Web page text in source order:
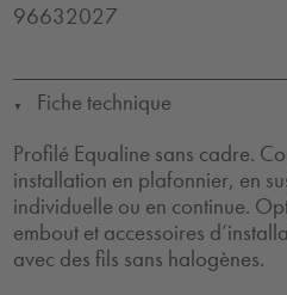
96632027
▼
Fiche technique
Profilé Equaline sans cadre.
installation en plafonnier, en
individuelle ou en continue.
embout et accessoires
avec des fils sans halogènes.